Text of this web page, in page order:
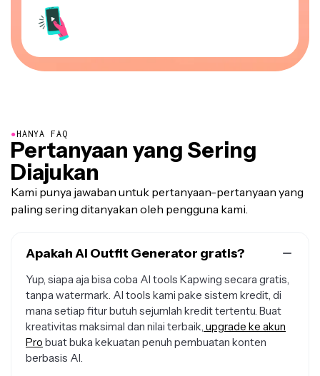
●HANYA FAQ
Pertanyaan yang Sering
Diajukan
Kami punya jawaban untuk pertanyaan-pertanyaan yang
paling sering ditanyakan oleh pengguna kami.
Apakah AI Outfit Generator gratis?
Yup, siapa aja bisa coba AI tools Kapwing secara gratis,
tanpa watermark. AI tools kami pake sistem kredit, di
mana setiap fitur butuh sejumlah kredit tertentu. Buat
kreativitas maksimal dan nilai terbaik, upgrade ke akun
Pro buat buka kekuatan penuh pembuatan konten
berbasis AI.